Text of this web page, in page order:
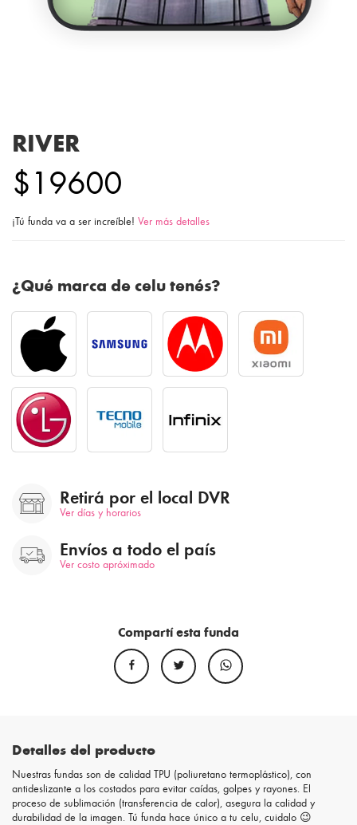
RIVER
$19600
¡Tú funda va a ser increíble! Ver más detalles
¿Qué marca de celu tenés?
Retirá por el local DVR
Ver días y horarios
Envíos a todo el país
Ver costo apróximado
Compartí esta funda
Detalles del producto
Nuestras fundas son de calidad TPU (poliuretano termoplástico), con
antideslizante a los costados para evitar caídas, golpes y rayones. El
proceso de sublimación (transferencia de calor), asegura la calidad y
durabilidad de la imagen. Tú funda hace único a tu celu, cuidalo 😉